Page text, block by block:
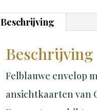
Beschrijving
Beschrijving
Felblauwe envelop
ansichtkaarten van